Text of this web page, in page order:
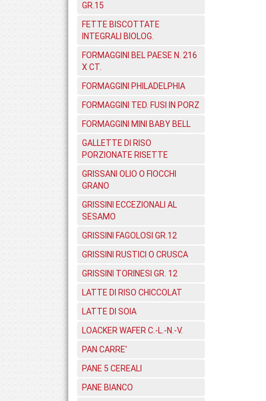
GR.15
FETTE BISCOTTATE
INTEGRALI BIOLOG.
FORMAGGINI BEL PAESE N. 216
X CT.
FORMAGGINI PHILADELPHIA
FORMAGGINI TED. FUSI IN PORZ
FORMAGGINI MINI BABY BELL
GALLETTE DI RISO
PORZIONATE RISETTE
GRISSANI OLIO O FIOCCHI
GRANO
GRISSINI ECCEZIONALI AL
SESAMO
GRISSINI FAGOLOSI GR.12
GRISSINI RUSTICI O CRUSCA
GRISSINI TORINESI GR. 12
LATTE DI RISO CHICCOLAT
LATTE DI SOIA
LOACKER WAFER C.-L.-N.-V.
PAN CARRE'
PANE 5 CEREALI
PANE BIANCO